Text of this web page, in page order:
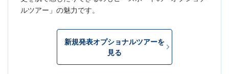
ルツアー」の魅力です。
新規発表オプショナルツアーを
見る